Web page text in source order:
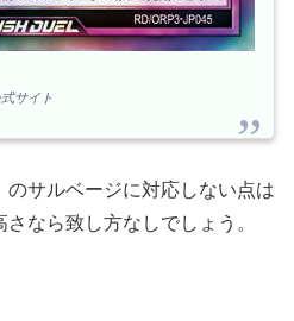
サイト
のサルベージに対応しない点は
なら致し方なしでしょう。